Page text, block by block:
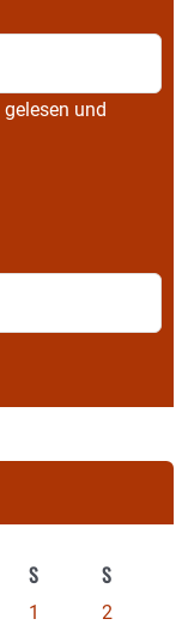
gelesen und
S S
1
2